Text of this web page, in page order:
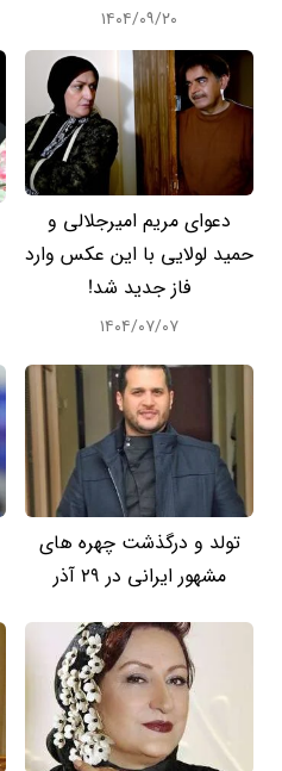
۱۴۰۴/۰۹/۲۰
دعوا‌ی مریم امیرجلالی و
حمید لولایی با این عکس وارد
فاز جدید شد!
۱۴۰۴/۰۷/۰۷
تولد و درگذشت چهره های
مشهور ایرانی در 29 آذر